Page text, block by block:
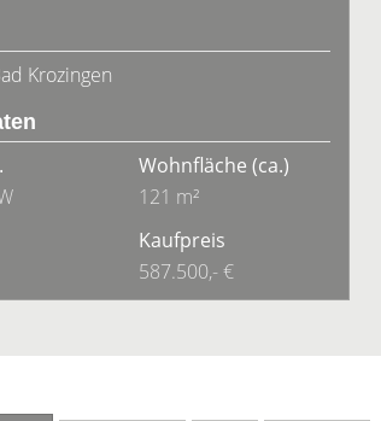
Krozingen
Wohnfläche (ca.)
121 m²
Kaufpreis
587.500,- €